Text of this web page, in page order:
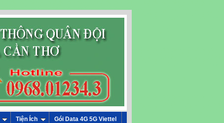
Tiện Ích
Gói Data 4G 5G Viettel